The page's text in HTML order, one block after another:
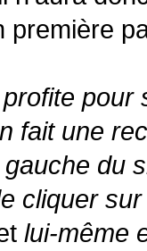
première
profite
fait une
du
cliquer
lui-même